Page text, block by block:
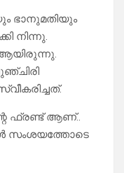
ഭാനുമതിയും
നിന്നു.
ആയിരുന്നു.
ഫ്രണ്ട് ആണ്..
സംശയത്തോടെ